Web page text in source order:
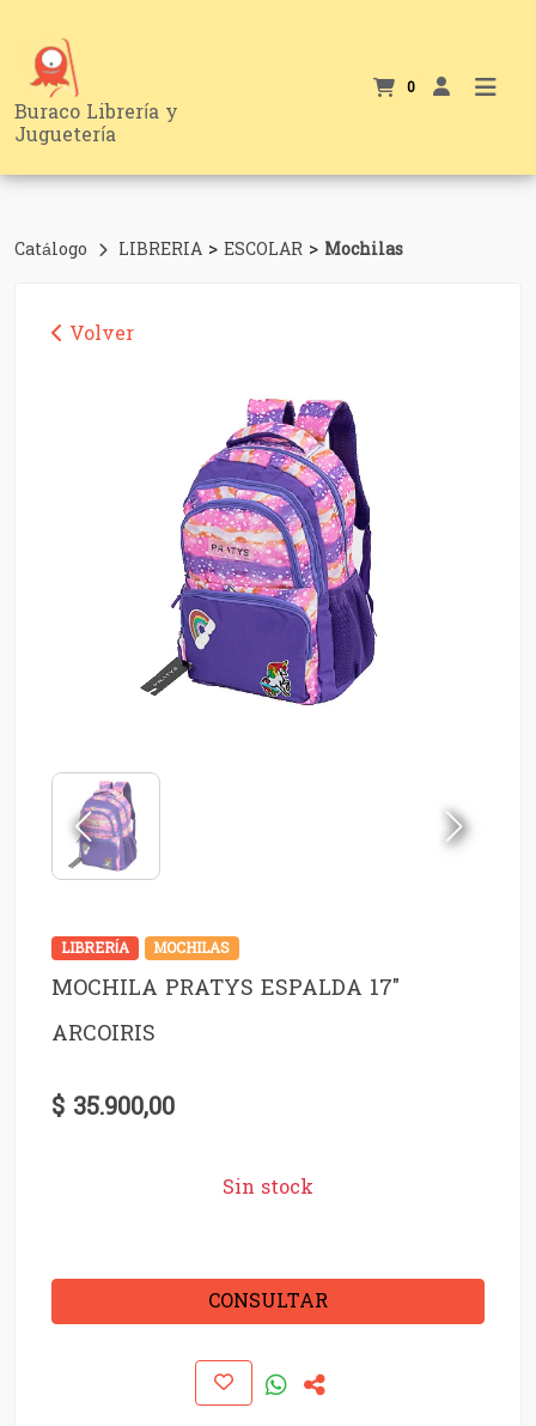
Buraco Librería y
Juguetería
0
Catálogo LIBRERIA > ESCOLAR > Mochilas
Volver
LIBRERÍA MOCHILAS
MOCHILA PRATYS ESPALDA 17"
ARCOIRIS
$ 35.900,00
Sin stock
CONSULTAR